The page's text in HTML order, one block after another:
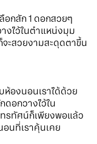
อกสัก 1 ดอกสวยๆ
งไว้ในตำแหน่งมุม
ะสวยงามสะดุดตาขึ้น
องนอนเราได้ด้วย
ดอกวางไว้ใน
ทรทัศน์ก็เพียงพอแล้ว
นที่เราคุ้นเคย